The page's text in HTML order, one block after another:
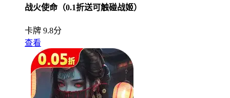
战火使命（0.1折送可触碰战姬）
卡牌 9.8分
查看